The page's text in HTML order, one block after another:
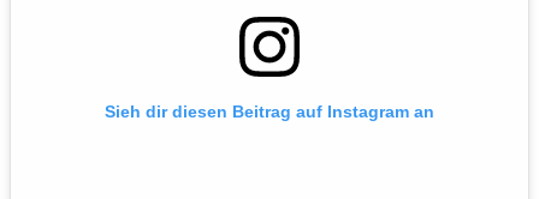
Sieh dir diesen Beitrag auf Instagram an